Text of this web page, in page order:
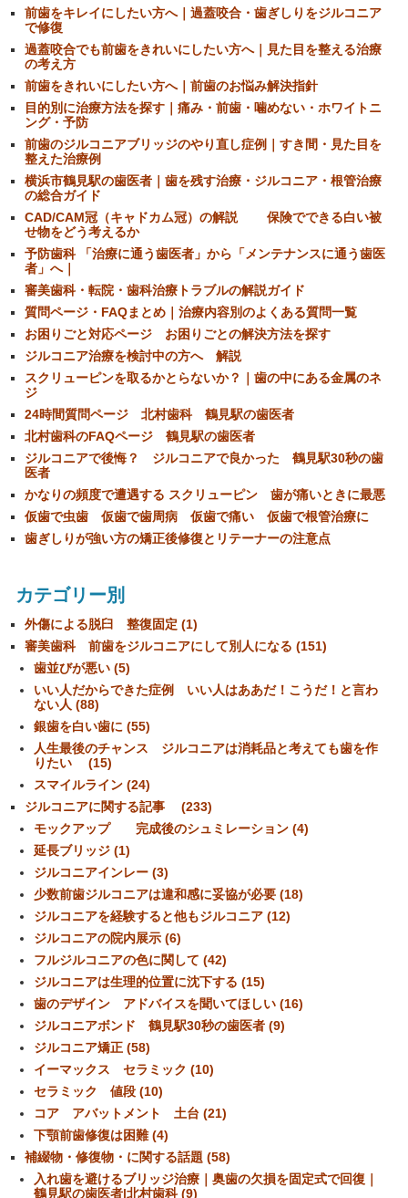
前歯をキレイにしたい方へ｜過蓋咬合・歯ぎしりをジルコニア
で修復
過蓋咬合でも前歯をきれいにしたい方へ｜見た目を整える治療
の考え方
前歯をきれいにしたい方へ｜前歯のお悩み解決指針
目的別に治療方法を探す｜痛み・前歯・噛めない・ホワイトニ
ング・予防
前歯のジルコニアブリッジのやり直し症例｜すき間・見た目を
整えた治療例
横浜市鶴見駅の歯医者｜歯を残す治療・ジルコニア・根管治療
の総合ガイド
CAD/CAM冠（キャドカム冠）の解説 保険でできる白い被
せ物をどう考えるか
予防歯科 「治療に通う歯医者」から「メンテナンスに通う歯医
者」へ｜
審美歯科・転院・歯科治療トラブルの解説ガイド
質問ページ・FAQまとめ｜治療内容別のよくある質問一覧
お困りごと対応ページ お困りごとの解決方法を探す
ジルコニア治療を検討中の方へ 解説
スクリューピンを取るかとらないか？｜歯の中にある金属のネ
ジ
24時間質問ページ 北村歯科 鶴見駅の歯医者
北村歯科のFAQページ 鶴見駅の歯医者
ジルコニアで後悔？ ジルコニアで良かった 鶴見駅30秒の歯
医者
かなりの頻度で遭遇する スクリューピン 歯が痛いときに最悪
仮歯で虫歯 仮歯で歯周病 仮歯で痛い 仮歯で根管治療に
歯ぎしりが強い方の矯正後修復とリテーナーの注意点
カテゴリー別
外傷による脱臼 整復固定 (1)
審美歯科 前歯をジルコニアにして別人になる (151)
歯並びが悪い (5)
いい人だからできた症例 いい人はああだ！こうだ！と言わ
ない人 (88)
銀歯を白い歯に (55)
人生最後のチャンス ジルコニアは消耗品と考えても歯を作
りたい (15)
スマイルライン (24)
ジルコニアに関する記事 (233)
モックアップ 完成後のシュミレーション (4)
延長ブリッジ (1)
ジルコニアインレー (3)
少数前歯ジルコニアは違和感に妥協が必要 (18)
ジルコニアを経験すると他もジルコニア (12)
ジルコニアの院内展示 (6)
フルジルコニアの色に関して (42)
ジルコニアは生理的位置に沈下する (15)
歯のデザイン アドバイスを聞いてほしい (16)
ジルコニアボンド 鶴見駅30秒の歯医者 (9)
ジルコニア矯正 (58)
イーマックス セラミック (10)
セラミック 値段 (10)
コア アバットメント 土台 (21)
下顎前歯修復は困難 (4)
補綴物・修復物・に関する話題 (58)
入れ歯を避けるブリッジ治療｜奥歯の欠損を固定式で回復｜
鶴見駅の歯医者|北村歯科 (9)